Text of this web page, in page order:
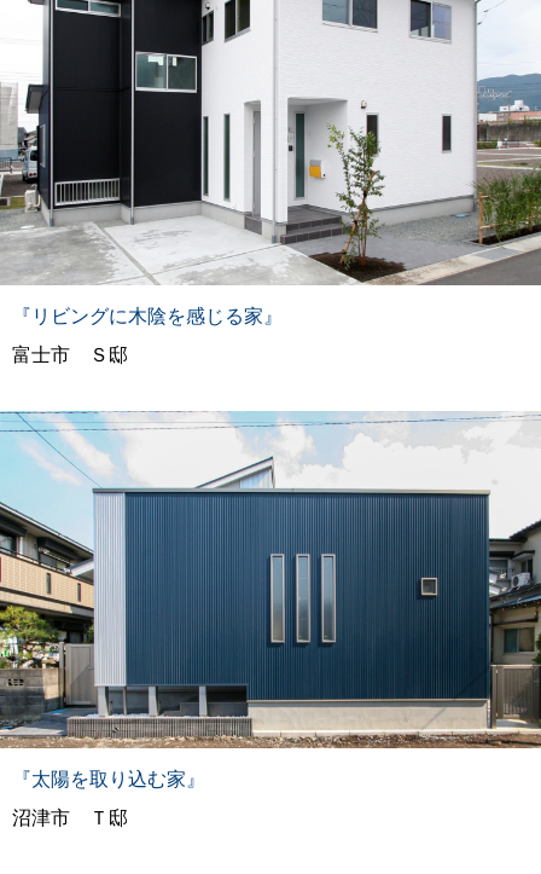
『リビングに木陰を感じる家』
富士市 Ｓ邸
『太陽を取り込む家』
沼津市 Ｔ邸